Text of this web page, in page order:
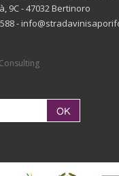
9C - 47032 Bertinoro
-